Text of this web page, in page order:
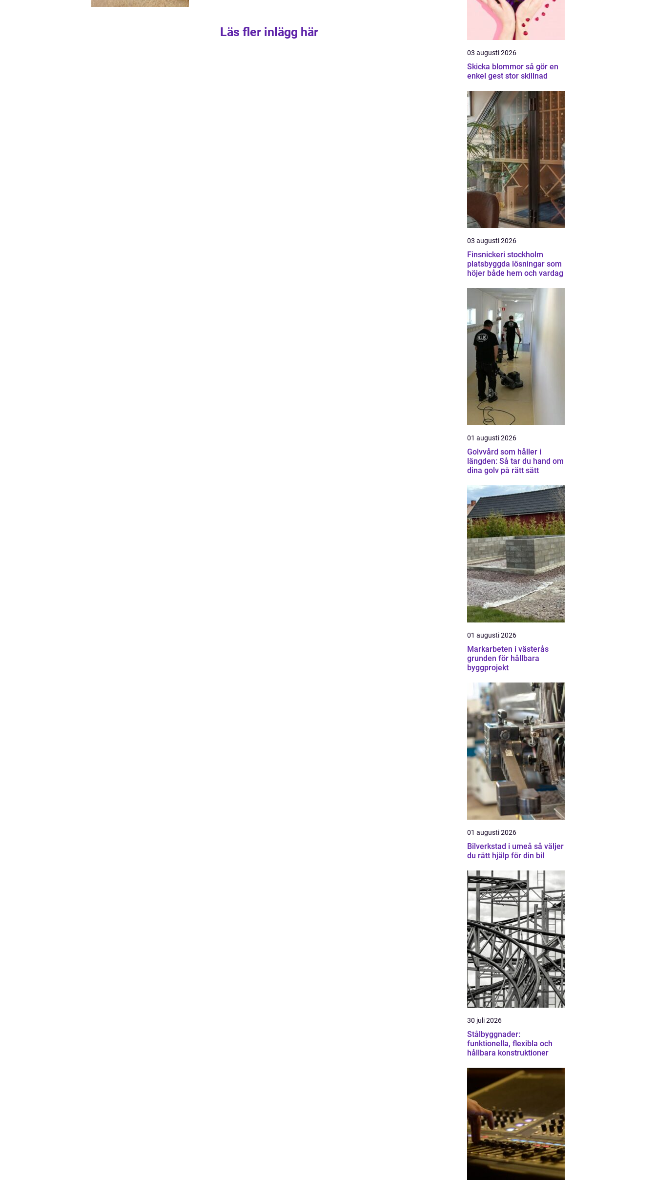
Läs fler inlägg här
03 augusti 2026
Skicka blommor så gör en
enkel gest stor skillnad
03 augusti 2026
Finsnickeri stockholm
platsbyggda lösningar som
höjer både hem och vardag
01 augusti 2026
Golvvård som håller i
längden: Så tar du hand om
dina golv på rätt sätt
01 augusti 2026
Markarbeten i västerås
grunden för hållbara
byggprojekt
01 augusti 2026
Bilverkstad i umeå så väljer
du rätt hjälp för din bil
30 juli 2026
Stålbyggnader:
funktionella, flexibla och
hållbara konstruktioner